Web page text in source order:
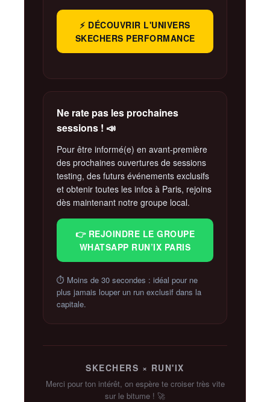
⚡ DÉCOUVRIR L'UNIVERS
SKECHERS PERFORMANCE
Ne rate pas les prochaines
sessions ! 📣
Pour être informé(e) en avant-première
des prochaines ouvertures de sessions
testing, des futurs événements exclusifs
et obtenir toutes les infos à Paris, rejoins
dès maintenant notre groupe local.
👉 REJOINDRE LE GROUPE
WHATSAPP RUN’IX PARIS
⏱️ Moins de 30 secondes : idéal pour ne
plus jamais louper un run exclusif dans la
capitale.
SKECHERS × RUN'IX
Merci pour ton intérêt, on espère te croiser très vite
sur le bitume ! 🚀